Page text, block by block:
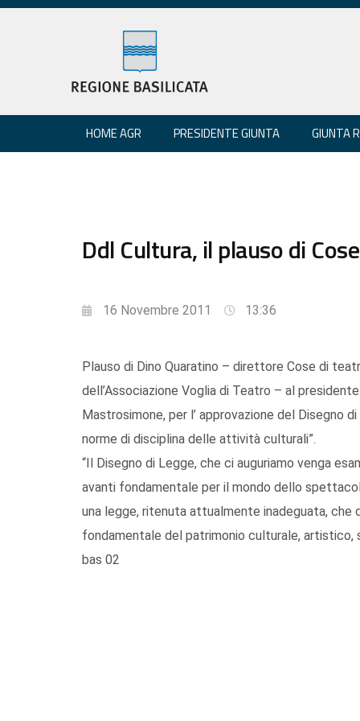
HOME AGR PRESIDENTE GIUNTA GIUNTA
Ddl Cultura, il plauso di
16 Novembre 2011 13:36
Plauso di Dino Quaratino – direttore Cose di
dell’Associazione Voglia di Teatro – al
Mastrosimone, per l’ approvazione del Disegno
norme di disciplina delle attività culturali”.
“Il Disegno di Legge, che ci auguriamo venga
avanti fondamentale per il mondo dello
una legge, ritenuta attualmente inadeguata,
fondamentale del patrimonio culturale, artistico,
bas 02